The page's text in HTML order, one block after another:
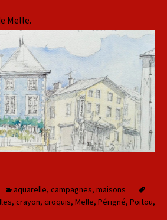
Melle.
aquarelle, campagnes, maisons
, crayon, croquis, Melle, Périgné, Poitou,